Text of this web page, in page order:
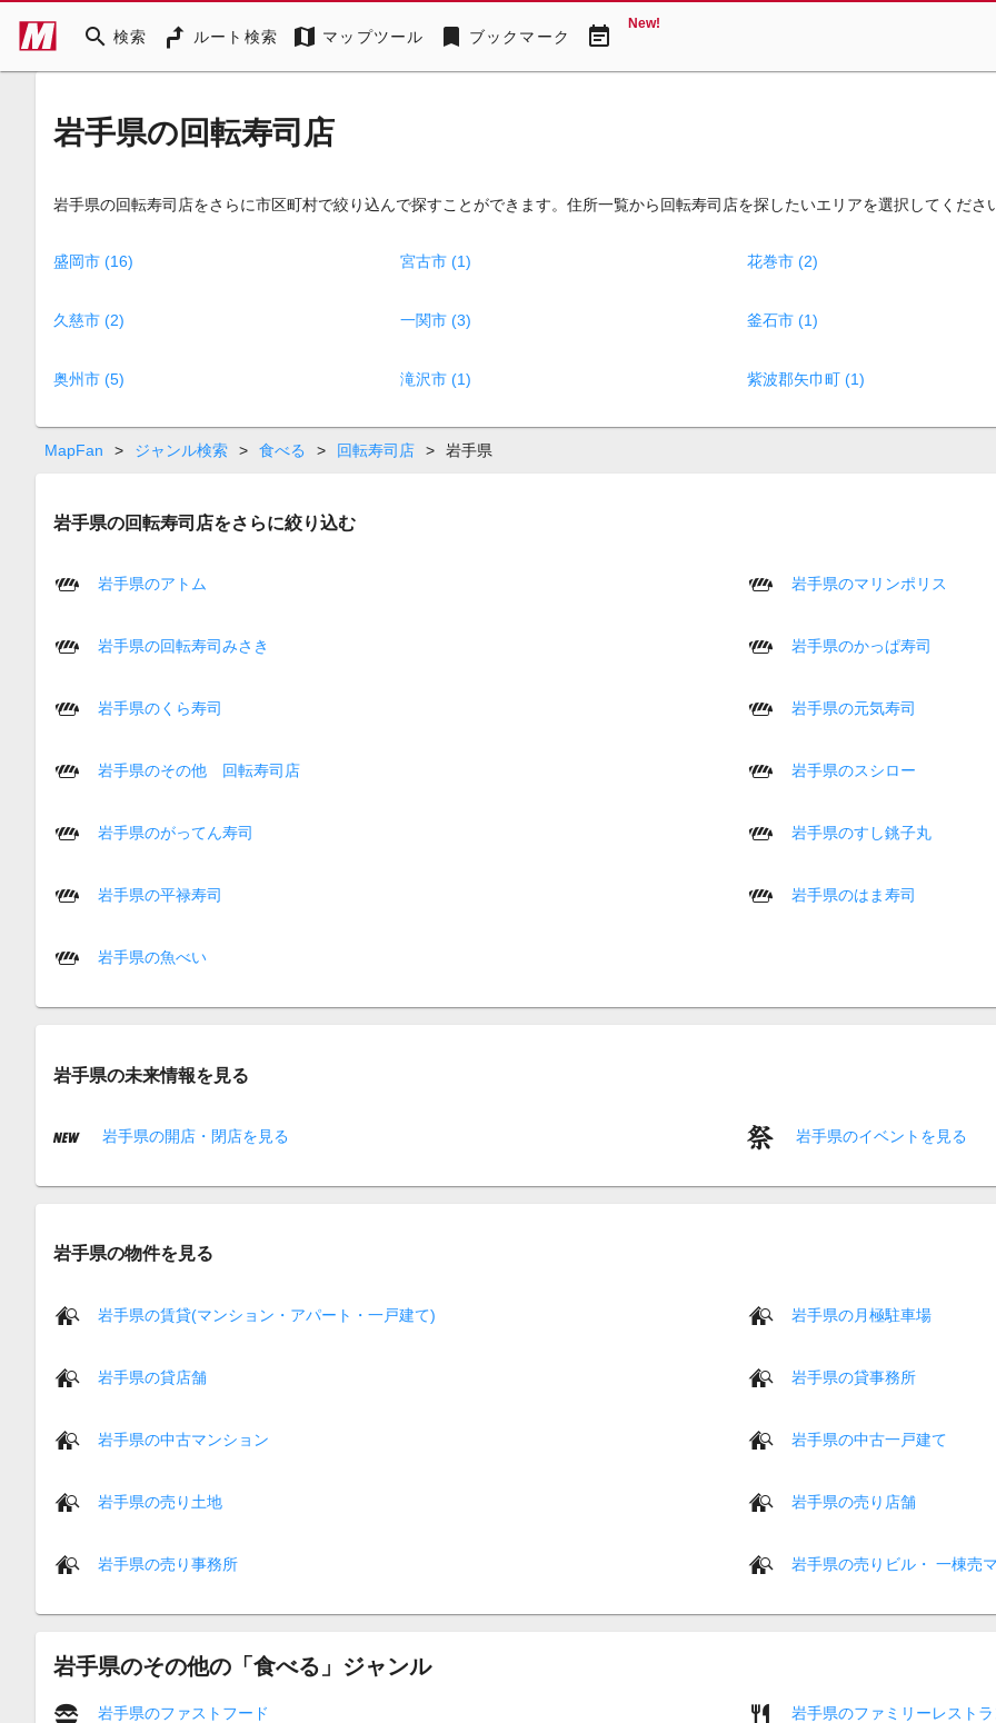
search 検索 ルート検索 map マップツール bookmark ブックマーク event_note New!
岩手県の回転寿司店
岩手県の回転寿司店をさらに市区町村で絞り込んで探すことができます。住所一覧から回転寿司店を探したいエリアを選択してくださ
盛岡市 (16) 宮古市 (1) 花巻市 (2)
久慈市 (2) 一関市 (3) 釜石市 (1)
奥州市 (5) 滝沢市 (1) 紫波郡矢巾町 (1)
MapFan > ジャンル検索 > 食べる > 回転寿司店 > 岩手県
岩手県の回転寿司店をさらに絞り込む
岩手県のアトム 岩手県のマリンポリス
岩手県の回転寿司みさき 岩手県のかっぱ寿司
岩手県のくら寿司 岩手県の元気寿司
岩手県のその他 回転寿司店 岩手県のスシロー
岩手県のがってん寿司 岩手県のすし銚子丸
岩手県の平禄寿司 岩手県のはま寿司
岩手県の魚べい
岩手県の未来情報を見る
岩手県の開店・閉店を見る 岩手県のイベントを見る
岩手県の物件を見る
岩手県の賃貸(マンション・アパート・一戸建て) 岩手県の月極駐車場
岩手県の貸店舗 岩手県の貸事務所
岩手県の中古マンション 岩手県の中古一戸建て
岩手県の売り土地 岩手県の売り店舗
岩手県の売り事務所 岩手県の売りビル・ 一棟売
岩手県のその他の「食べる」ジャンル
岩手県のファストフード 岩手県のファミリーレストラ